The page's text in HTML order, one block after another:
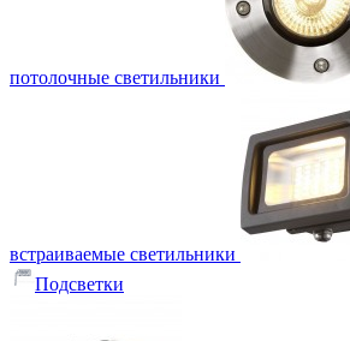
потолочные светильники
встраиваемые светильники
Подсветки